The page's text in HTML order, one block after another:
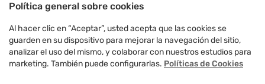
Política general sobre cookies
Al hacer clic en “Aceptar”, usted acepta que las cookies se
guarden en su dispositivo para mejorar la navegación del sitio,
analizar el uso del mismo, y colaborar con nuestros estudios para
marketing. También puede configurarlas. Políticas de Cookies